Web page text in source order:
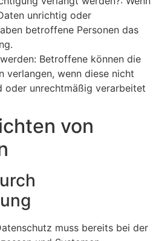
unrichtig oder
betroffene Personen das
Betroffene können die
verlangen, wenn diese nicht
oder unrechtmäßig verarbeitet
von
muss bereits bei der